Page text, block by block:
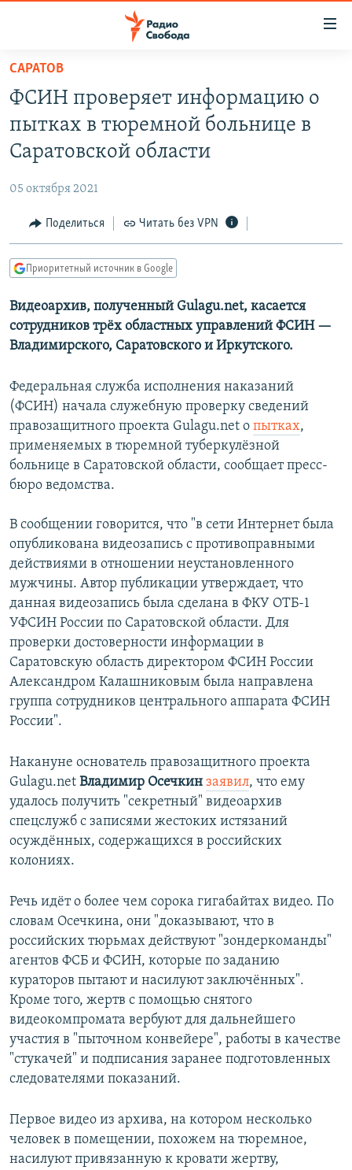
упрощенного
доступа
основному
Вернутся
Вернутся
поиску
АВТОРСКИЕ ПРОЕКТЫ
МНЕНИЯ
КУЛЬТУРА
КАВКАЗ.РЕАЛИИ
СЕВЕР.РЕАЛИИ
СИБИРЬ.РЕАЛИИ
ПОДПИШИТЕСЬ НА РАССЫЛКУ
СОЦИАЛЬНЫЕ СЕТИ
Все сайты РСЕ/РС
САРАТОВ
ФСИН проверяет информацию о
пытках в тюремной больнице в
Саратовской области
05 октября 2021
Поделиться Читать без VPN
Приоритетный источник в Google
Видеоархив, полученный Gulagu.net, касается
сотрудников трёх областных управлений ФСИН —
Владимирского, Саратовского и Иркутского.
Федеральная служба исполнения наказаний
(ФСИН) начала служебную проверку сведений
правозащитного проекта Gulagu.net о пытках,
применяемых в тюремной туберкулёзной
больнице в Саратовской области, сообщает пресс-
бюро ведомства.
В сообщении говорится, что "в сети Интернет была
опубликована видеозапись с противоправными
действиями в отношении неустановленного
мужчины. Автор публикации утверждает, что
данная видеозапись была сделана в ФКУ ОТБ-1
УФСИН России по Саратовской области. Для
проверки достоверности информации в
Саратовскую область директором ФСИН России
Александром Калашниковым была направлена
группа сотрудников центрального аппарата ФСИН
России".
Накануне основатель правозащитного проекта
Gulagu.net Владимир Осечкин заявил, что ему
удалось получить "секретный" видеоархив
спецслужб с записями жестоких истязаний
осуждённых, содержащихся в российских
колониях.
Речь идёт о более чем сорока гигабайтах видео. По
словам Осечкина, они "доказывают, что в
российских тюрьмах действуют "зондеркоманды"
агентов ФСБ и ФСИН, которые по заданию
кураторов пытают и насилуют заключённых".
Кроме того, жертв с помощью снятого
видеокомпромата вербуют для дальнейшего
участия в "пыточном конвейере", работы в качестве
"стукачей" и подписания заранее подготовленных
следователями показаний.
Первое видео из архива, на котором несколько
человек в помещении, похожем на тюремное,
насилуют привязанную к кровати жертву,